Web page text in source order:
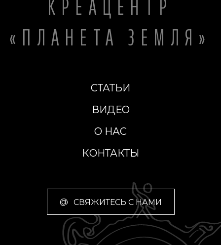
КРЕАЦЕНТР
«ПЛАНЕТА ЗЕМЛЯ»
СТАТЬИ
ВИДЕО
О НАС
КОНТАКТЫ
@ СВЯЖИТЕСЬ С НАМИ